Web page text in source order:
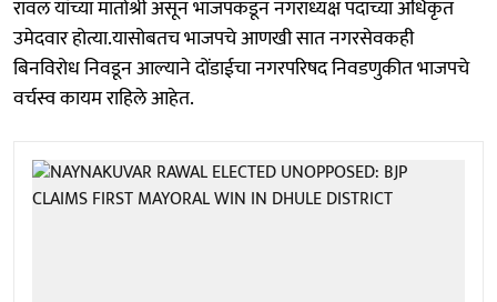
रावल यांच्या मातोश्री असून भाजपकडून नगराध्यक्ष पदाच्या अधिकृत
उमेदवार होत्या.यासोबतच भाजपचे आणखी सात नगरसेवकही
बिनविरोध निवडून आल्याने दोंडाईचा नगरपरिषद निवडणुकीत भाजपचे
वर्चस्व कायम राहिले आहेत.